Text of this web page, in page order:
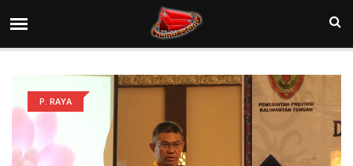
P. RAYA